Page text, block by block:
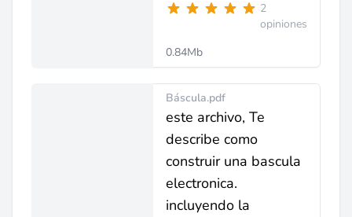
2
opiniones
0.84Mb
Báscula.pdf
este archivo, Te
describe como
construir una bascula
electronica.
incluyendo la